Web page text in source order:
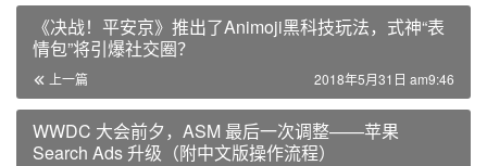
《决战！平安京》推出了Animoji黑科技玩法，式神“表
情包”将引爆社交圈？
上一篇 2018年5月31日 am9:46
WWDC 大会前夕，ASM 最后一次调整——苹果
Search Ads 升级（附中文版操作流程）